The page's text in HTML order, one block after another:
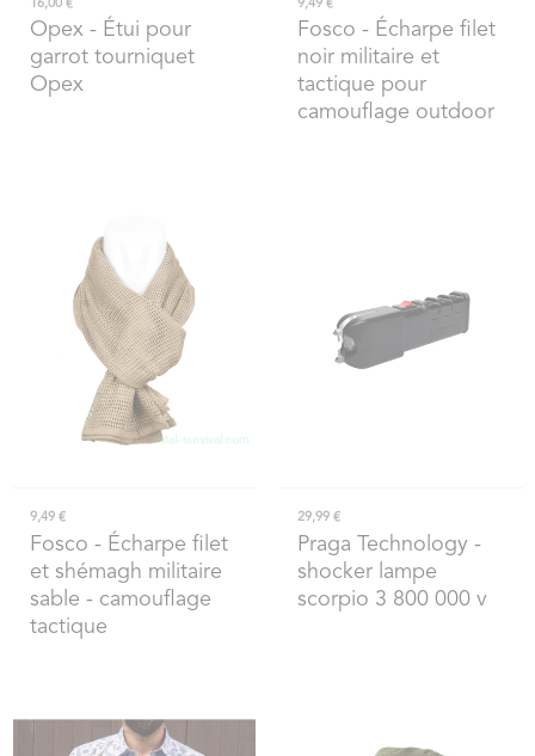
16,00 €
Opex- Étui pour
garrot tourniquet
Opex
9,49 €
Fosco - Écharpe filet
noir militaire et
tactique pour
camouflage outdoor
9,49 €
Fosco - Écharpe filet
et shémagh militaire
sable - camouflage
tactique
29,99 €
Praga Technology-
shocker lampe
scorpio 3 800 000 v